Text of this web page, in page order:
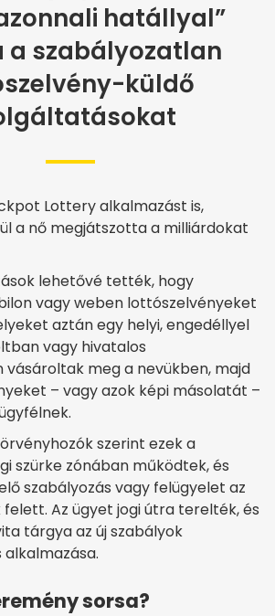
hatállyal”
a szabályozatlan
küldő
Lottery alkalmazást is,
a nő megjátszotta a milliárdokat
lehetővé tették, hogy
vagy weben lottószelvényeket
aztán egy helyi, engedéllyel
vagy hivatalos
meg a nevükben, majd
– vagy azok képi másolatát –
szerint ezek a
szürke zónában működtek, és
szabályozás vagy felügyelet az
Az ügyet jogi útra terelték, és
tárgya az új szabályok
sorsa?